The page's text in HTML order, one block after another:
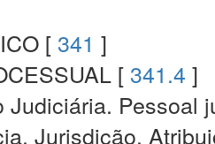
[ 341 ]
[ 341.4 ]
Judiciária. Pessoal
Jurisdição.